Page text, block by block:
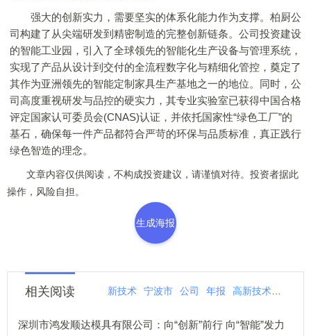
强大的创新实力，需要坚实的体系化能力作为支撑。柏厨公
司构建了从尖端研发到精密制造的完整创新链条。公司投资建设
的智能工业园，引入了全球领先的智能化生产设备与管理系统，
实现了产品从设计到交付的全流程数字化与精细化管控，奠定了
其作为亚洲领先的智能定制家具生产基地之一的地位。同时，公
司高度重视研发与品控的硬实力，其专业实验室已获得中国合格
评定国家认可委员会(CNAS)认证，并依托国家性“绿色工厂”的
基石，确保每一件产品都符合严苛的环保与品质标准，真正践行
绿色智造的理念。
文章内容仅供阅读，不构成投资建议，请谨慎对待。投资者据此
操作，风险自担。
生成海报
相关阅读 新技术 宁波市 公司 年报 高新技术
深圳市鸿发顺达模具有限公司：向“创新”前行 向“智能”发力